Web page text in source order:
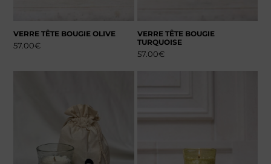
VERRE TÊTE BOUGIE OLIVE
57.00€
VERRE TÊTE BOUGIE
TURQUOISE
57.00€